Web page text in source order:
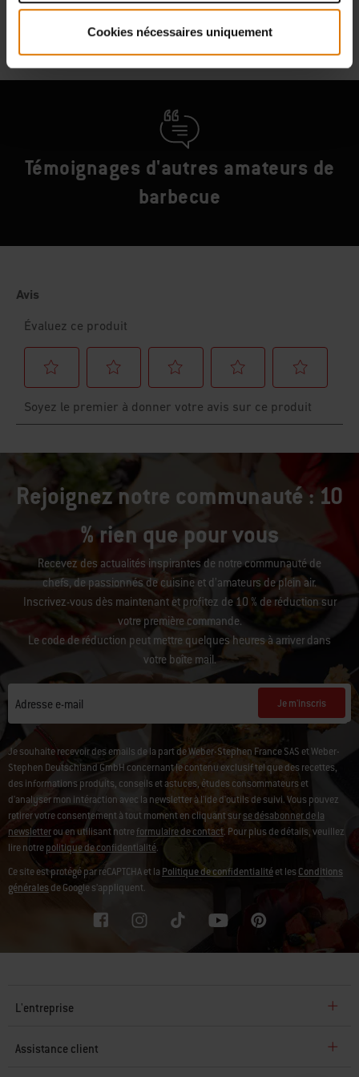
Cookies nécessaires uniquement
Nous Contacter
Témoignages d'autres amateurs de
barbecue
Rejoignez notre communauté : 10
% rien que pour vous
Recevez des actualités inspirantes de notre communauté de
chefs, de passionnés de cuisine et d’amateurs de plein air.
Inscrivez-vous dès maintenant et profitez de 10 % de réduction sur
votre première commande.
Le code de réduction peut mettre quelques heures à arriver dans
votre boîte mail.
Adresse e-mail Je m'inscris
Je souhaite recevoir des emails de la part de Weber-Stephen France SAS et Weber-
Stephen Deutschland GmbH concernant le contenu exclusif tel que des recettes,
des informations produits, conseils et astuces, études consommateurs et
d'analyser mon intéraction avec la newsletter à l'ide d'outils de suivi. Vous pouvez
retirer votre consentement à tout moment en cliquant surse désabonner de la
newsletterou en utilisant notreformulaire de contact. Pour plus de détails, veuillez
lire notrepolitique de confidentialité.
Ce site est protégé par reCAPTCHA et la Politique de confidentialitéet lesConditions
généralesde Google s’appliquent.
L'entreprise
Assistance client